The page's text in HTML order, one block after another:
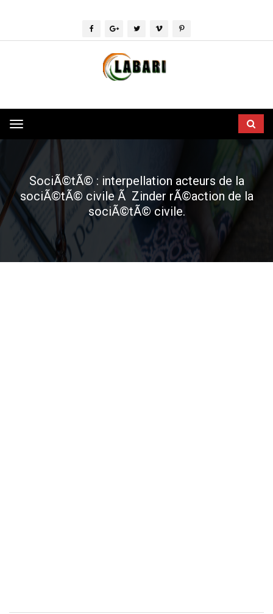
Toggle
navigation
SociÃ©tÃ© : interpellation acteurs de la
sociÃ©tÃ© civile Ã Zinder rÃ©action de la
sociÃ©tÃ© civile.